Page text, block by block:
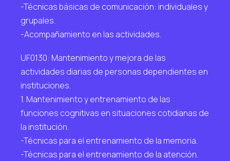
-Técnicas básicas de comunicación: individuales y
grupales.
-Acompañamiento en las actividades.
UF0130: Mantenimiento y mejora de las
actividades diarias de personas dependientes en
instituciones.
1. Mantenimiento y entrenamiento de las
funciones cognitivas en situaciones cotidianas de
la institución.
-Técnicas para el entrenamiento de la memoria.
-Técnicas para el entrenamiento de la atención.